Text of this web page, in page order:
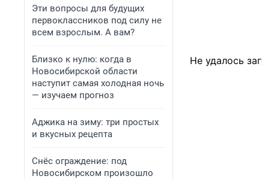
Эти вопросы для будущих
первоклассников под силу не
всем взрослым. А вам?
Близко к нулю: когда в
Новосибирской области
наступит самая холодная ночь
— изучаем прогноз
Аджика на зиму: три простых
и вкусных рецепта
Снёс ограждение: под
Новосибирском произошло
Не удалось